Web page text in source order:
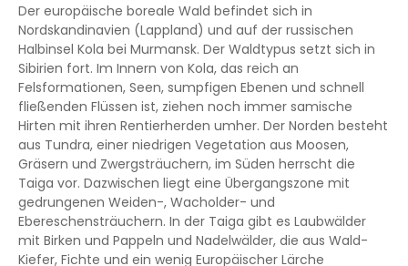
Der europäische boreale Wald befindet sich in
Nordskandinavien (Lappland) und auf der russischen
Halbinsel Kola bei Murmansk. Der Waldtypus setzt sich in
Sibirien fort. Im Innern von Kola, das reich an
Felsformationen, Seen, sumpfigen Ebenen und schnell
fließenden Flüssen ist, ziehen noch immer samische
Hirten mit ihren Rentierherden umher. Der Norden besteht
aus Tundra, einer niedrigen Vegetation aus Moosen,
Gräsern und Zwergsträuchern, im Süden herrscht die
Taiga vor. Dazwischen liegt eine Übergangszone mit
gedrungenen Weiden-, Wacholder- und
Ebereschensträuchern. In der Taiga gibt es Laubwälder
mit Birken und Pappeln und Nadelwälder, die aus Wald-
Kiefer, Fichte und ein wenig Europäischer Lärche